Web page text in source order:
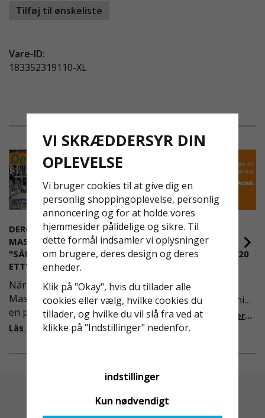
*Extra synlig för omgivningarna med hjälp av
Önskar ni trycka er företagslogga gör en notering
i kassan så kontaktar vi er.
Tilføj til ønskeliste
Vare-ID:
183352319110-XL
DEROME
MASKINUTHYRNING -
"SÄKERHET ÄR ALLTID PRIO
ETT"
När Derome
Maskinuthyrning behövde
en pålitlig partner inom
fallskydd och
valet på
Med daglig verksamhet på
för dem att samarbeta
Läs mer om varför Derome väljer oss
NYA REGLER FÖR
RULLSTÄLLNING -
AFS2023:9 & EN1004:2020
högst osannolikt så är
våra regler för rullställning
i Sverige slappare än de
från EU i skrivande stund,
ändring på. Från och med
föreskrifter i kraft i
Sverige gällande
rullställningar, med s
Läs mer om de nya reglerna!
VI SKRÆDDERSYR DIN
OPLEVELSE
Vi bruger cookies til at give dig en
personlig shoppingoplevelse, personlig
annoncering og for at holde vores
hjemmesider pålidelige og sikre. Til
dette formål indsamler vi oplysninger
om brugere, deres design og deres
enheder.
Klik på "Okay", hvis du tillader alle
cookies eller vælg, hvilke cookies du
tillader, og hvilke du vil slå fra ved at
klikke på "Indstillinger" nedenfor.
indstillinger
Kun nødvendigt